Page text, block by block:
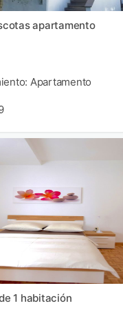
apartamento
Apartamento
1 habitación